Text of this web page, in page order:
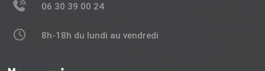
06 30 39 00 24
8h-18h du lundi au vendredi